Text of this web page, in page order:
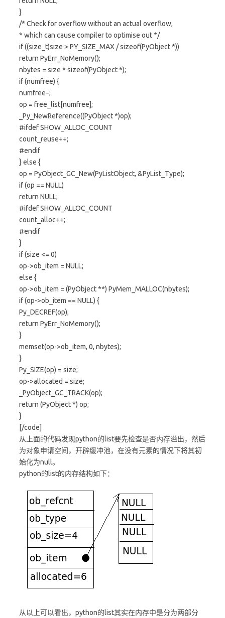
}
/* Check for overflow without an actual overflow,
* which can cause compiler to optimise out */
if ((size_t)size > PY_SIZE_MAX / sizeof(PyObject *))
return PyErr_NoMemory();
nbytes = size * sizeof(PyObject *);
if (numfree) {
numfree–;
op = free_list[numfree];
_Py_NewReference((PyObject *)op);
#ifdef SHOW_ALLOC_COUNT
count_reuse++;
#endif
} else {
op = PyObject_GC_New(PyListObject, &PyList_Type);
if (op == NULL)
return NULL;
#ifdef SHOW_ALLOC_COUNT
count_alloc++;
#endif
}
if (size <= 0)
op->ob_item = NULL;
else {
op->ob_item = (PyObject **) PyMem_MALLOC(nbytes);
if (op->ob_item == NULL) {
Py_DECREF(op);
return PyErr_NoMemory();
}
memset(op->ob_item, 0, nbytes);
}
Py_SIZE(op) = size;
op->allocated = size;
_PyObject_GC_TRACK(op);
return (PyObject *) op;
}
[/code]
从上面的代码发现python的list要先检查是否内存溢出，然后
为对象申请空间，开辟缓冲池，在没有元素的情况下将其初
始化为null。
python的list的内存结构如下：
从以上可以看出，python的list其实在内存中是分为两部分